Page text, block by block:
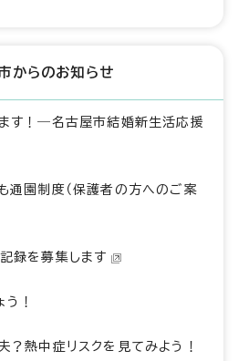
からのお知らせ
す！―名古屋市結婚新生活応援
通園制度（保護者の方へのご案
録を募集します
う！
？熱中症リスクを見てみよう！